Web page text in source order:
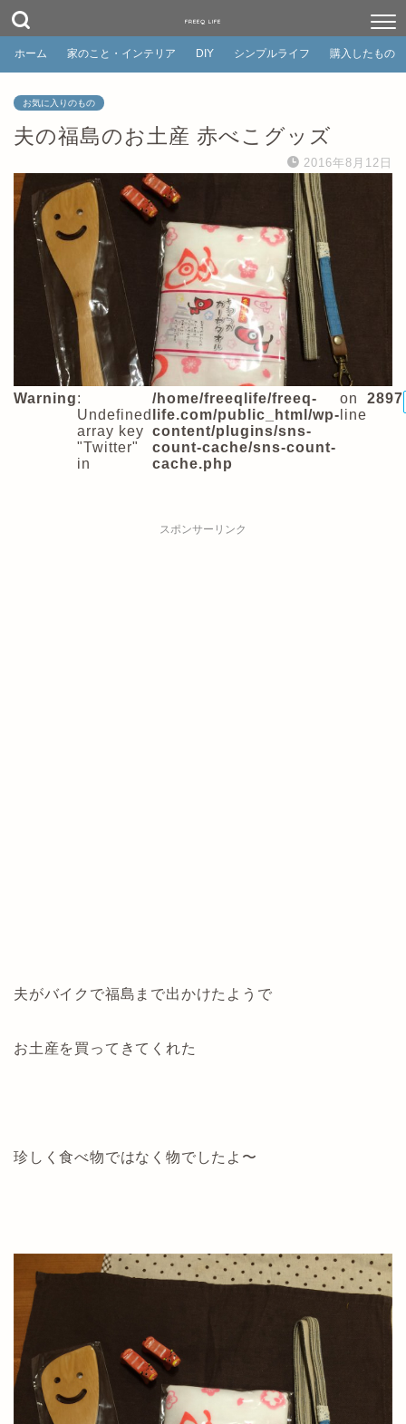
FREEQ LIFE
ホーム 家のこと・インテリア DIY シンプルライフ 購入したもの
お気に入りのもの
夫の福島のお土産 赤べこグッズ
2016年8月12日
Warning:
Undefined
array key
"Twitter"
in
/home/freeqlife/freeq-
life.com/public_html/wp-
content/plugins/sns-
count-cache/sns-count-
cache.php
on
line
2897
スポンサーリンク
夫がバイクで福島まで出かけたようで
お土産を買ってきてくれた
珍しく食べ物ではなく物でしたよ〜